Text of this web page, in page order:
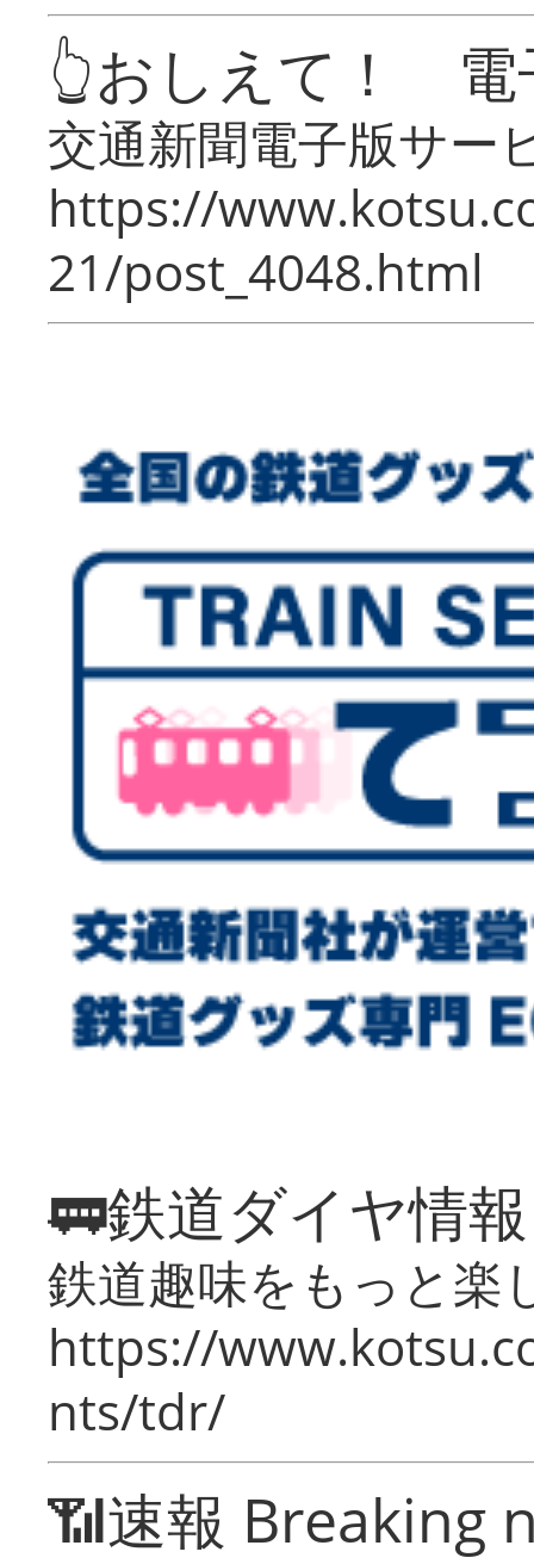
👆おしえて！ 電
交通新聞電子版サー
https://
21/post_4048.html
🚃鉄道ダイヤ情
鉄道趣味をもっと楽
https://
nts/tdr/
📶速報 Breaking